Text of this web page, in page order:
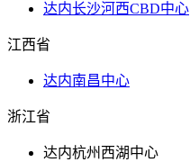
达内长沙河西CBD中心
江西省
达内南昌中心
浙江省
达内杭州西湖中心